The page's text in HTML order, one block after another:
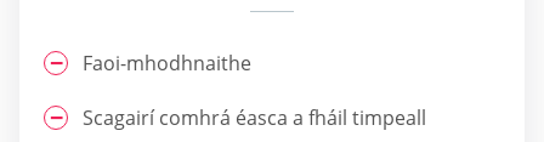
Faoi-mhodhnaithe
Scagairí comhrá éasca a fháil timpeall